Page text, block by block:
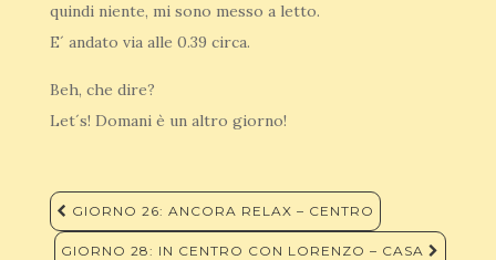
quindi niente, mi sono messo a letto.
E´ andato via alle 0.39 circa.
Beh, che dire?
Let´s! Domani è un altro giorno!
Navigazione
articoli
GIORNO 26: ANCORA RELAX – CENTRO
GIORNO 28: IN CENTRO CON LORENZO – CASA